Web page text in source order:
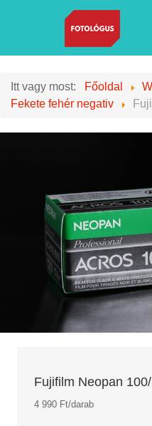
Itt vagy most: Főoldal
Fekete fehér negativ
Fujifilm Neopan
4 990 Ft/darab